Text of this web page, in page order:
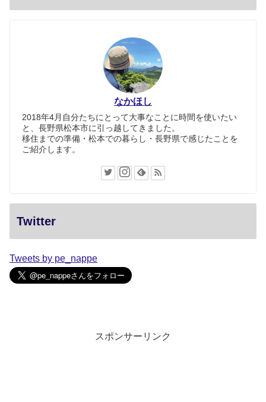
なかほし
2018年4月自分たちにとって大事なことに時間を使いたい
と、長野県松本市に引っ越してきました。
移住までの準備・松本での暮らし・長野県で感じたことを
ご紹介します。
Twitter
Tweets by pe_nappe
スポンサーリンク